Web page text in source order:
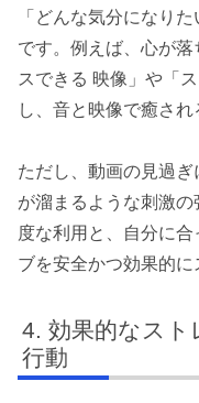
「どんな気分になり
です。例えば、心が
スできる 映像」や「
し、音と映像で癒され
ただし、動画の見過
が溜まるような刺激
度な利用と、自分に
ブを安全かつ効果的に
効果的なスト
行動